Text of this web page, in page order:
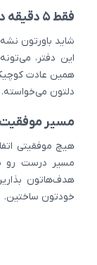
فقط ۵ دقیقه در روز، ولی نتیجه‌ش یه معدل عالیه!
شاید باورتون
این دفتر،
همین عادت
دلتون می‌خواسته.
مسیر
هیچ موفقیتی
مسیر درست رو
هدف‌هاتون
خودتون ساختین.